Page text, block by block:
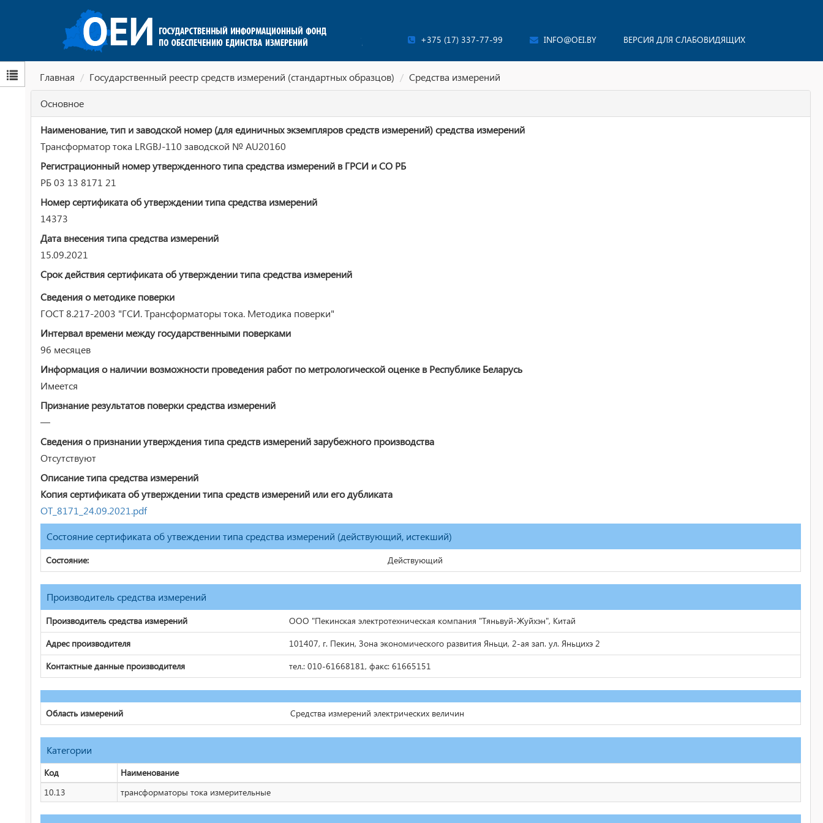
+375 (17) 337-77-99 INFO@OEI.BY ВЕРСИЯ ДЛЯ СЛАБОВИДЯЩИХ
Главная Государственный реестр средств измерений (стандартных образцов) Средства измерений
Основное
Наименование, тип и заводской номер (для единичных экземпляров средств измерений) средства измерений
Трансформатор тока LRGBJ-110 заводской № AU20160
Регистрационный номер утвержденного типа средства измерений в ГРСИ и СО РБ
РБ 03 13 8171 21
Номер сертификата об утверждении типа средства измерений
14373
Дата внесения типа средства измерений
15.09.2021
Срок действия сертификата об утверждении типа средства измерений
Сведения о методике поверки
ГОСТ 8.217-2003 "ГСИ. Трансформаторы тока. Методика поверки"
Интервал времени между государственными поверками
96 месяцев
Информация о наличии возможности проведения работ по метрологической оценке в Республике Беларусь
Имеется
Признание результатов поверки средства измерений
—
Сведения о признании утверждения типа средств измерений зарубежного производства
Отсутствуют
Описание типа средства измерений
Копия сертификата об утверждении типа средств измерений или его дубликата
ОТ_8171_24.09.2021.pdf
Состояние сертификата об утвеждении типа средства измерений (действующий, истекший)
Состояние: Действующий
Производитель средства измерений
Производитель средства измерений
ООО "Пекинская электротехническая компания "Тяньвуй-Жуйхэн", Китай
Адрес производителя
101407, г. Пекин, Зона экономического развития Яньци, 2-ая зап. ул. Яньцихэ 2
Контактные данные производителя
тел.: 010-61668181, факс: 61665151
Область измерений Средства измерений электрических величин
Категории
Код
Наименование
10.13
трансформаторы тока измерительные